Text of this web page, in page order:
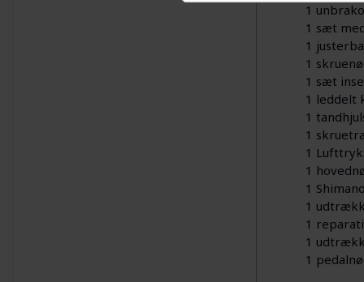
1
1 sæt
1
1
1 sæt
1 leddelt
1
1
1
1
1
1
1
1
1